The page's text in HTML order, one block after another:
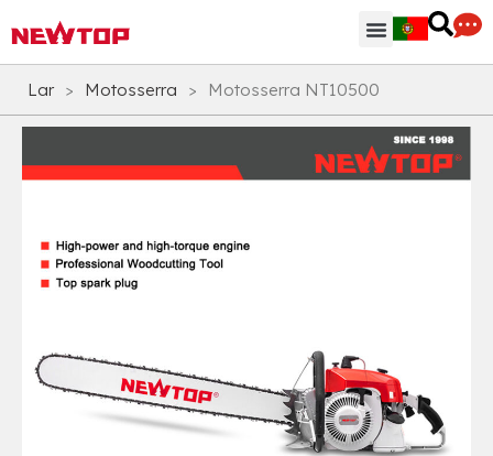
Lar > Motosserra > Motosserra NT10500